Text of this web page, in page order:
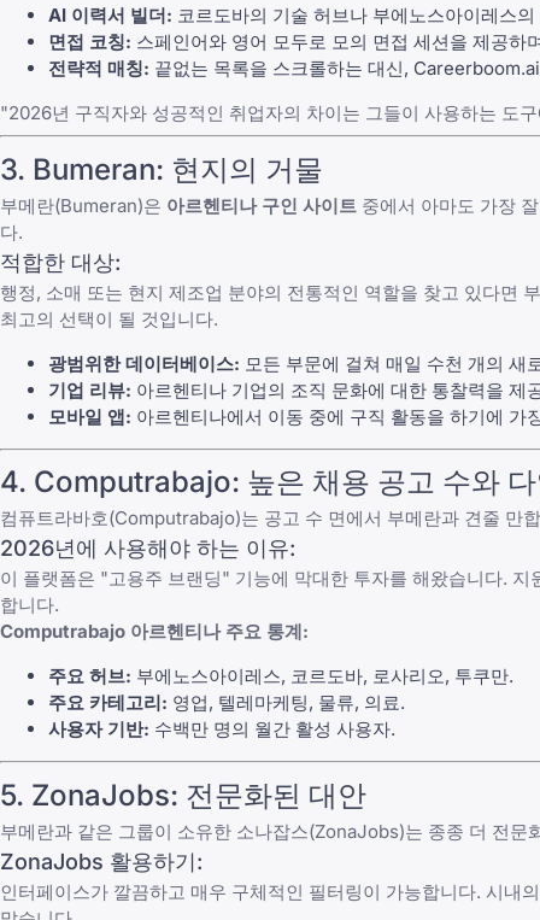
AI 이력서 빌더: 코르도바의 기술 허브나 부에노스아이레스
면접 코칭: 스페인어와 영어 모두로 모의 면접 세션을 제공하
전략적 매칭: 끝없는 목록을 스크롤하는 대신, Careerboom.ai
"2026년 구직자와 성공적인 취업자의 차이는 그들이 사용하는 도
3. Bumeran: 현지의 거물
부메란(Bumeran)은 아르헨티나 구인 사이트 중에서 아마도 가장
다.
적합한 대상:
행정, 소매 또는 현지 제조업 분야의 전통적인 역할을 찾고 있다면
최고의 선택이 될 것입니다.
광범위한 데이터베이스: 모든 부문에 걸쳐 매일 수천 개의 새
기업 리뷰: 아르헨티나 기업의 조직 문화에 대한 통찰력을 제
모바일 앱: 아르헨티나에서 이동 중에 구직 활동을 하기에
4. Computrabajo: 높은 채용 공고 수와
컴퓨트라바호(Computrabajo)는 공고 수 면에서 부메란과 견줄 만
2026년에 사용해야 하는 이유:
이 플랫폼은 "고용주 브랜딩" 기능에 막대한 투자를 해왔습니다.
합니다.
Computrabajo 아르헨티나 주요 통계:
주요 허브: 부에노스아이레스, 코르도바, 로사리오, 투쿠만.
주요 카테고리: 영업, 텔레마케팅, 물류, 의료.
사용자 기반: 수백만 명의 월간 활성 사용자.
5. ZonaJobs: 전문화된 대안
부메란과 같은 그룹이 소유한 소나잡스(ZonaJobs)는 종종 더 전문
ZonaJobs 활용하기:
인터페이스가 깔끔하고 매우 구체적인 필터링이 가능합니다. 시내